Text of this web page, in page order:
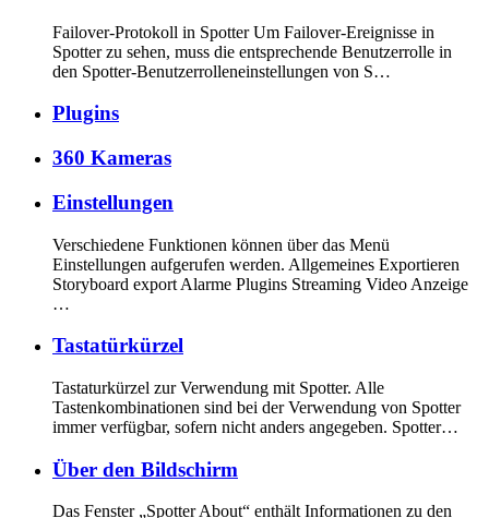
Failover-Protokoll in Spotter Um Failover-Ereignisse in
Spotter zu sehen, muss die entsprechende Benutzerrolle in
den Spotter-Benutzerrolleneinstellungen von S…
Plugins
360 Kameras
Einstellungen
Verschiedene Funktionen können über das Menü
Einstellungen aufgerufen werden. Allgemeines Exportieren
Storyboard export Alarme Plugins Streaming Video Anzeige
…
Tastatürkürzel
Tastaturkürzel zur Verwendung mit Spotter. Alle
Tastenkombinationen sind bei der Verwendung von Spotter
immer verfügbar, sofern nicht anders angegeben. Spotter…
Über den Bildschirm
Das Fenster „Spotter About“ enthält Informationen zu den